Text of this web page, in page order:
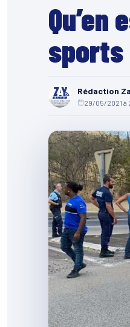
sports
Rédaction
29/05/2021 à